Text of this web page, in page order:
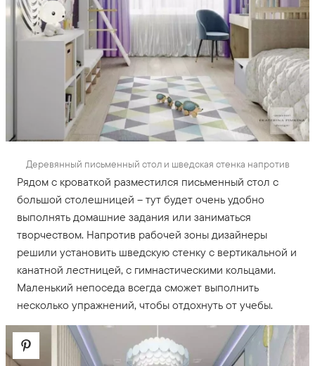
Деревянный письменный стол и шведская стенка напротив
Рядом с кроваткой разместился письменный стол с
большой столешницей – тут будет очень удобно
выполнять домашние задания или заниматься
творчеством. Напротив рабочей зоны дизайнеры
решили установить шведскую стенку с вертикальной и
канатной лестницей, с гимнастическими кольцами.
Маленький непоседа всегда сможет выполнить
несколько упражнений, чтобы отдохнуть от учебы.